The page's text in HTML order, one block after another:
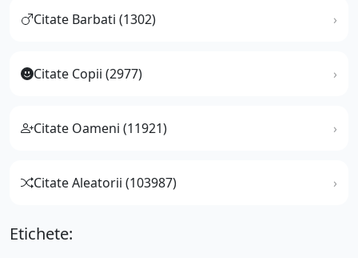
Citate Barbati (1302)
Citate Copii (2977)
Citate Oameni (11921)
Citate Aleatorii (103987)
Etichete: